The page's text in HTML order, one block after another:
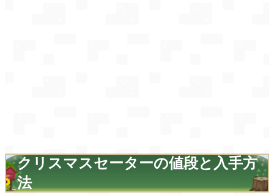
クリスマスセーターの値段と入手方
法